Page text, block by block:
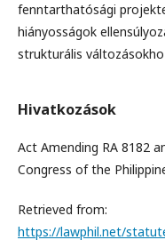
fenntarthatósági
hiányosságok
strukturális
Hivatkozások
Act Amending RA 8182
Congress of the
Retrieved from:
https://lawphil.net/